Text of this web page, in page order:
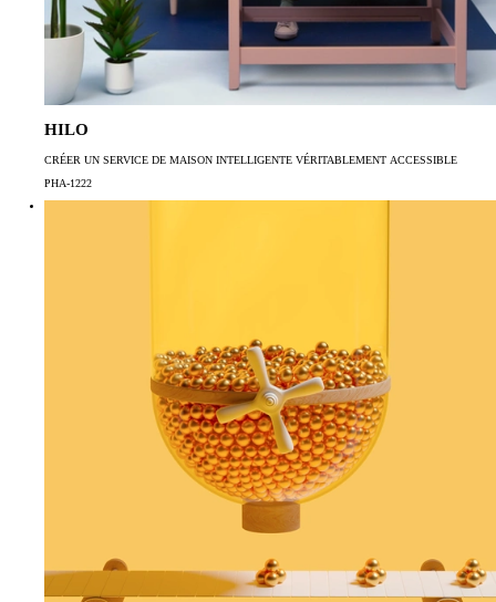
HILO
CRÉER UN SERVICE DE MAISON INTELLIGENTE VÉRITABLEMENT ACCESSIBLE
PHA-1222